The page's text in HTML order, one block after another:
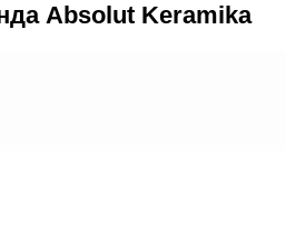
Absolut Keramika